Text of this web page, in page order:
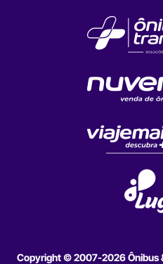
Copyright © 2007-2026 Ônibus